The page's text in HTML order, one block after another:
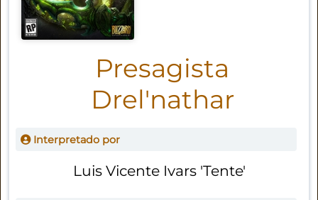
Presagista
Drel'nathar
Interpretado por
Luis Vicente Ivars 'Tente'